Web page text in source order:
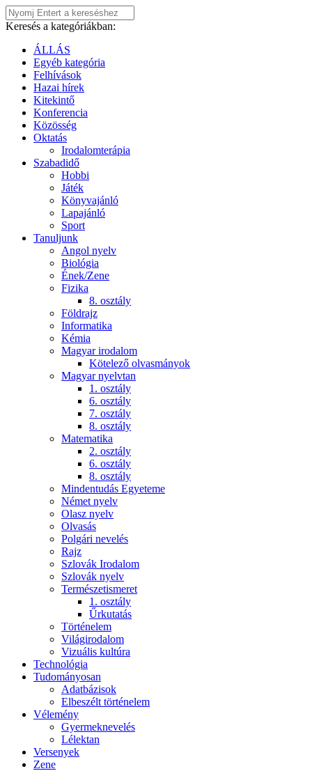
Keresés a kategóriákban:
ÁLLÁS
Egyéb kategória
Felhívások
Hazai hírek
Kitekintő
Konferencia
Közösség
Oktatás
Irodalomterápia
Szabadidő
Hobbi
Játék
Könyvajánló
Lapajánló
Sport
Tanuljunk
Angol nyelv
Biológia
Ének/Zene
Fizika
8. osztály
Földrajz
Informatika
Kémia
Magyar irodalom
Kötelező olvasmányok
Magyar nyelvtan
1. osztály
6. osztály
7. osztály
8. osztály
Matematika
2. osztály
6. osztály
8. osztály
Mindentudás Egyeteme
Német nyelv
Olasz nyelv
Olvasás
Polgári nevelés
Rajz
Szlovák Irodalom
Szlovák nyelv
Természetismeret
1. osztály
Űrkutatás
Történelem
Világirodalom
Vizuális kultúra
Technológia
Tudományosan
Adatbázisok
Elbeszélt történelem
Vélemény
Gyermeknevelés
Lélektan
Versenyek
Zene